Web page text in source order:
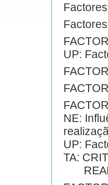
UP:
NE:
UP:
TA: